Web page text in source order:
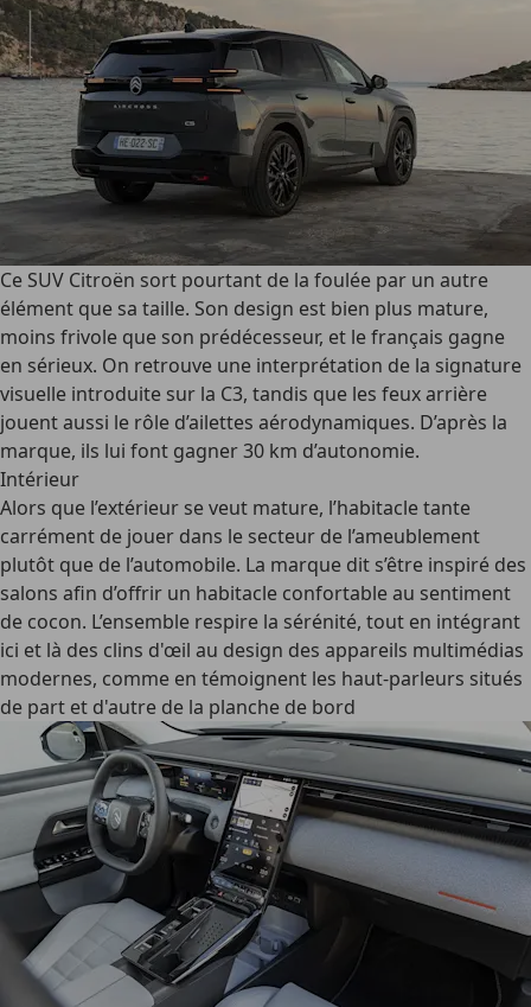
Ce SUV Citroën sort pourtant de la foulée par un autre
élément que sa taille. Son design est bien plus mature,
moins frivole que son prédécesseur, et le français gagne
en sérieux. On retrouve une interprétation de la signature
visuelle introduite sur la C3, tandis que les feux arrière
jouent aussi le rôle d’ailettes aérodynamiques. D’après la
marque, ils lui font gagner 30 km d’autonomie.
Intérieur
Alors que l’extérieur se veut mature, l’habitacle tante
carrément de jouer dans le secteur de l’ameublement
plutôt que de l’automobile. La marque dit s’être inspiré des
salons afin d’offrir un habitacle confortable au sentiment
de cocon. L’ensemble respire la sérénité, tout en intégrant
ici et là des clins d'œil au design des appareils multimédias
modernes, comme en témoignent les haut-parleurs situés
de part et d'autre de la planche de bord